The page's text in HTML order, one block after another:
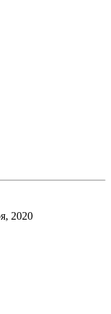
2020